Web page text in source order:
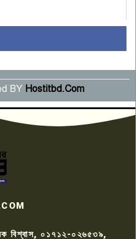
পূর্তি উদযাপন
সম্মেলনে অভিযোগ অস্বীকার
প্রণোদিত সংবাদ প্রকাশের
নাজির হাসানের
ঘরে ঢুকে স্কুল শিক্ষিকাকে হত্যা
ট্যাংকি থেকে লাশ উদ্ধার
সন্ত্রাসী হামলায় গুরুতর
BY Hostitbd.Com
বিশ্বাস, ০১৭১২-০২৬৫৩৯,